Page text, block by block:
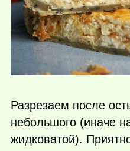
Разрезаем после
небольшого (иначе
жидковатой).